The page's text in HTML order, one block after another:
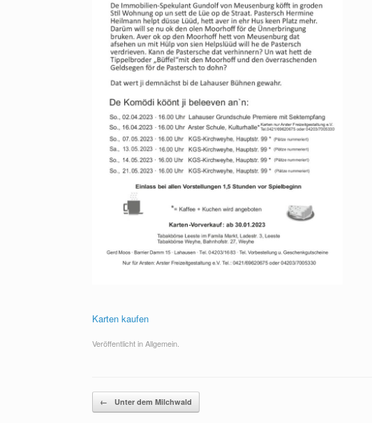
Karten kaufen
Veröffentlicht in Allgemein.
Beitragsnavigation
← Unter dem Milchwald